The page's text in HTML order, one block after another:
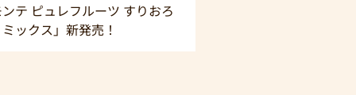
テ ピュレフルーツ すりおろ
ックス」新発売！